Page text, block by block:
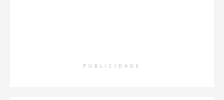
PUBLICIDADE